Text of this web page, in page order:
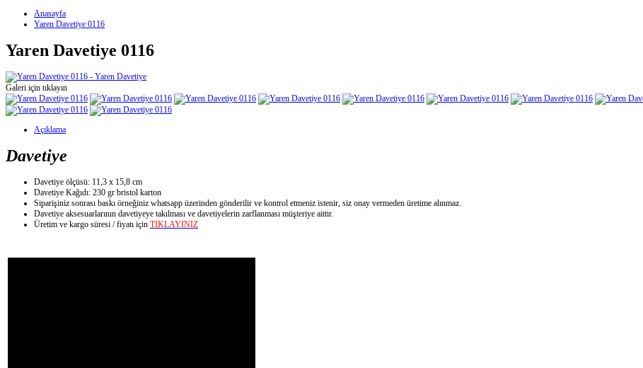
Anasayfa
Yaren Davetiye 0116
Yaren Davetiye 0116
Galeri için tıklayın
Açıklama
Davetiye
Davetiye ölçüsü: 11,3 x 15,8 cm
Davetiye Kağıdı: 230 gr bristol karton
Siparişiniz sonrası baskı örneğiniz whatsapp üzerinden gönderilir ve kontrol etmeniz istenir, siz onay vermeden üretime alınmaz.
Davetiye aksesuarlarının davetiyeye takılması ve davetiyelerin zarflanması müşteriye aittir.
Üretim ve kargo süresi / fiyatı için TIKLAYINIZ